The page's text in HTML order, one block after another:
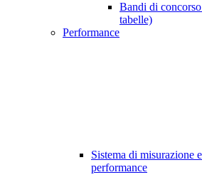
Bandi di
tabelle)
Performance
Sistema di misurazione
performance